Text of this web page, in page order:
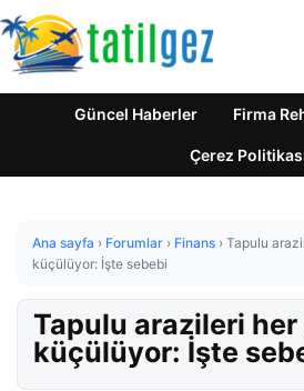
Güncel Haberler Firma
Çerez
Ana sayfa › Forumlar › Finans › Tapulu
küçülüyor: İşte sebebi
Tapulu arazileri
küçülüyor: İşte